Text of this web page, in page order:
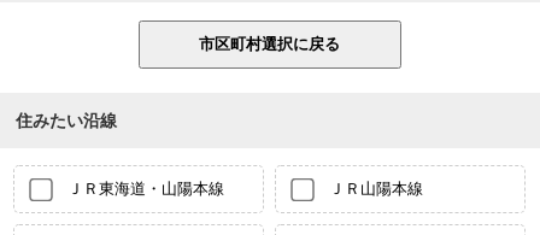
住みたい沿線
ＪＲ東海道・山陽本線 ＪＲ山陽本線